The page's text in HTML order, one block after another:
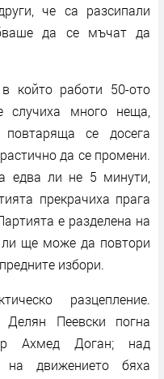
че са разсипали
да се мъчат да
който работи 50-ото
случиха много неща,
се досега
да се промени.
едва ли не 5 минути,
прекрачиха прага
е разделена на
ще може да повтори
избори.
разцепление.
Делян Пеевски погна
Ахмед Доган; над
на движението бяха